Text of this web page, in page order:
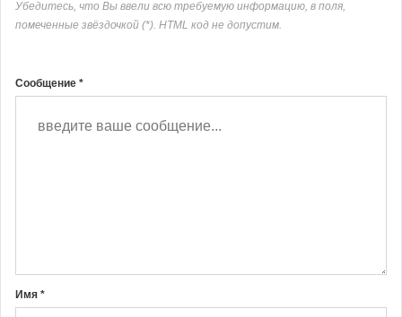
Убедитесь, что Вы ввели всю требуемую информацию, в поля,
помеченные звёздочкой (*). HTML код не допустим.
Сообщение *
Имя *